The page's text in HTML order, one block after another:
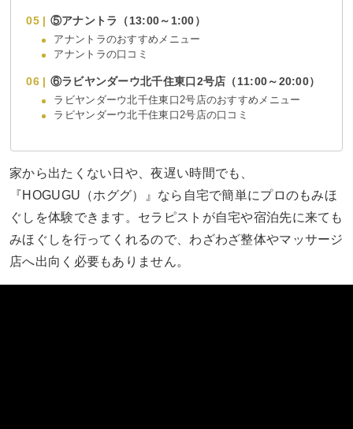
⑤アナントラ（13:00～1:00）
アナントラのおすすめメニュー
アナントラの口コミ
⑥ラビヤンダーウ北千住東口2号店（11:00～20:00）
ラビヤンダーウ北千住東口2号店のおすすめメニュー
ラビヤンダーウ北千住東口2号店の口コミ
家から出たくない日や、夜遅い時間でも、
『HOGUGU（ホググ）』なら自宅で簡単にプロのもみほ
ぐしを体験できます。セラピストが自宅や宿泊先に来ても
みほぐしを行ってくれるので、わざわざ整体やマッサージ
店へ出向く必要もありません。